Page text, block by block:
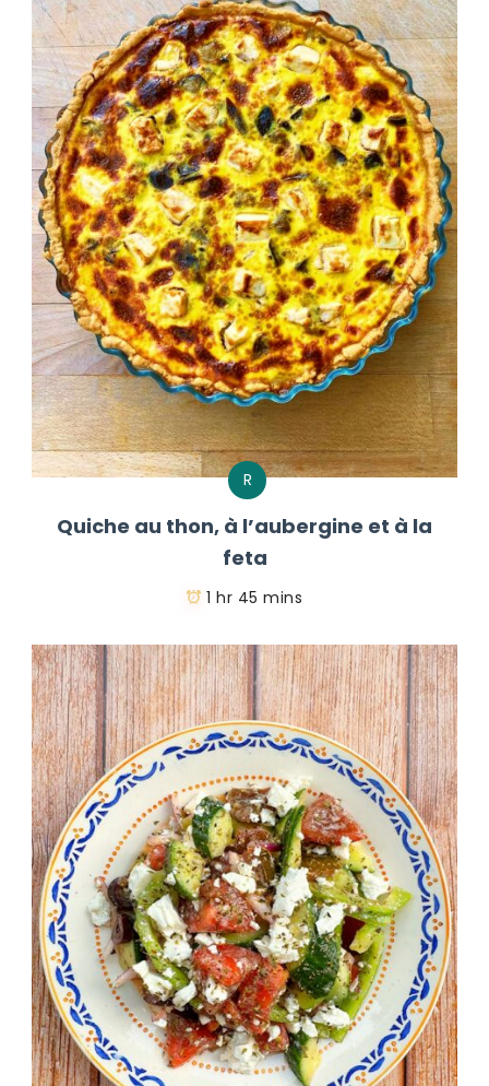
R
Quiche au thon, à l’aubergine et à la
feta
1 hr 45 mins